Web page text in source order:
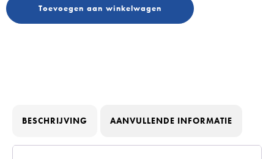
Toevoegen aan winkelwagen
BESCHRIJVING AANVULLENDE INFORMATIE